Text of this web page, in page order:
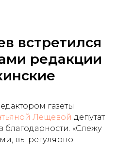
встретился
редакции
газеты
Лещевой депутат
благодарности. «Слежу
вы регулярно